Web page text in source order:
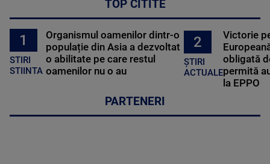
TOP CITITE
1
STIRI
STIINTA
Organismul oamenilor dintr-o
populație din Asia a dezvoltat
o abilitate pe care restul
oamenilor nu o au
2
ȘTIRI
ACTUALE
Victorie
obligată
permită
la EPPO
PARTENERI